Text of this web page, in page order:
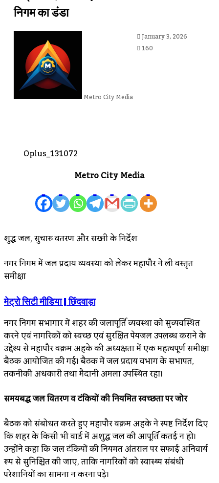
निगम का डंडा
Metro City Media
Send
An
January 3, 2026
160
Oplus_131072
Metro City Media
शुद्ध जल, सुचारु वितरण और सख्ती के निर्देश
नगर निगम में जल प्रदाय व्यवस्था को लेकर महापौर ने ली विस्तृत
समीक्षा
मेट्रो सिटी मीडिया | छिंदवाड़ा
नगर निगम सभागार में शहर की जलापूर्ति व्यवस्था को सुव्यवस्थित
करने एवं नागरिकों को स्वच्छ एवं सुरक्षित पेयजल उपलब्ध कराने के
उद्देश्य से महापौर विक्रम अहके की अध्यक्षता में एक महत्वपूर्ण समीक्षा
बैठक आयोजित की गई। बैठक में जल प्रदाय विभाग के सभापति,
तकनीकी अधिकारी तथा मैदानी अमला उपस्थित रहा।
समयबद्ध जल वितरण व टंकियों की नियमित स्वच्छता पर जोर
बैठक को संबोधित करते हुए महापौर विक्रम अहके ने स्पष्ट निर्देश दिए
कि शहर के किसी भी वार्ड में अशुद्ध जल की आपूर्ति कतई न हो।
उन्होंने कहा कि जल टंकियों की नियमित अंतराल पर सफाई अनिवार्य
रूप से सुनिश्चित की जाए, ताकि नागरिकों को स्वास्थ्य संबंधी
परेशानियों का सामना न करना पड़े।